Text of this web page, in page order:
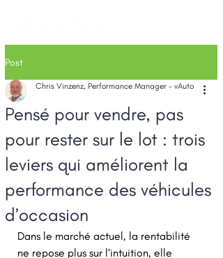
Post
Pensé pour vendre, pas
pour rester sur le lot : trois
leviers qui améliorent la
performance des véhicules
d’occasion
Chris Vinzenz, Performance Manager - vAuto
Dans le marché actuel, la rentabilité
ne repose plus sur l’intuition, elle